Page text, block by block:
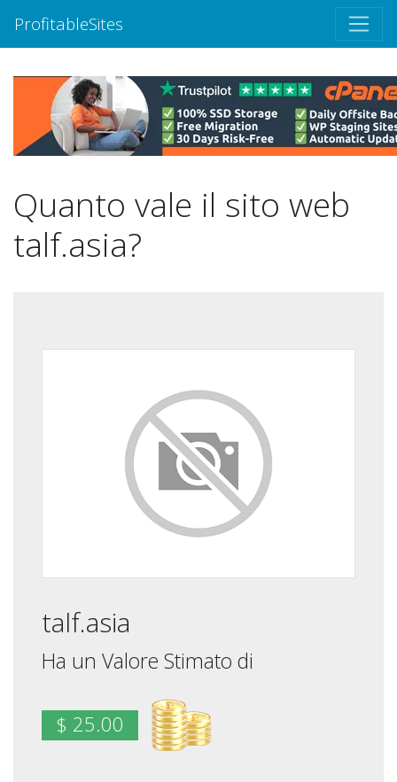
ProfitableSites
Quanto vale il sito web
talf.asia?
talf.asia
Ha un Valore Stimato di
$ 25.00